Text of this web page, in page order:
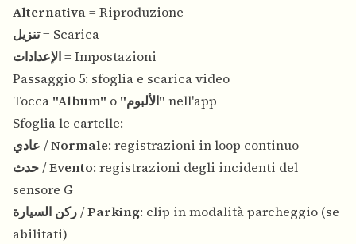
Alternativa= Riproduzione
تنزيل= Scarica
الإعدادات= Impostazioni
Passaggio 5: sfoglia e scarica video
Tocca "Album" o "الألبوم" nell'app
Sfoglia le cartelle:
عادي /Normale: registrazioni in loop continuo
حدث/Evento: registrazioni degli incidenti del
sensore G
ركن السيارة/Parking: clip in modalità parcheggio (se
abilitati)